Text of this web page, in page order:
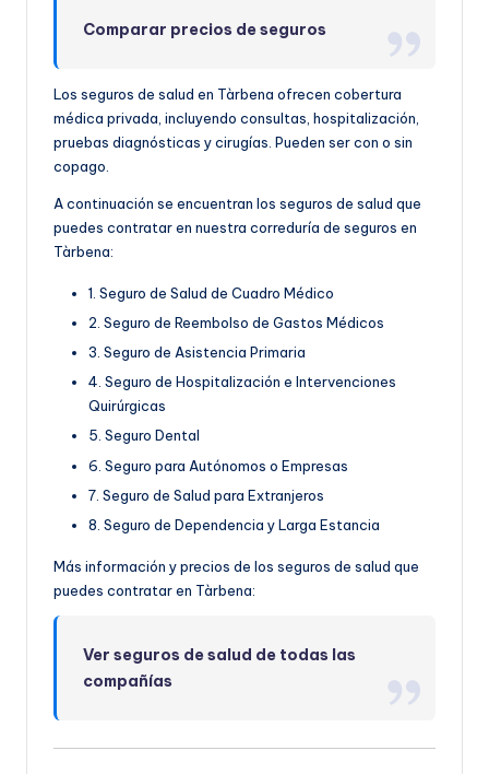
Comparar precios de seguros
Los seguros de salud en Tàrbena ofrecen cobertura
médica privada, incluyendo consultas, hospitalización,
pruebas diagnósticas y cirugías. Pueden ser con o sin
copago.
A continuación se encuentran los seguros de salud que
puedes contratar en nuestra correduría de seguros en
Tàrbena:
1. Seguro de Salud de Cuadro Médico
2. Seguro de Reembolso de Gastos Médicos
3. Seguro de Asistencia Primaria
4. Seguro de Hospitalización e Intervenciones
Quirúrgicas
5. Seguro Dental
6. Seguro para Autónomos o Empresas
7. Seguro de Salud para Extranjeros
8. Seguro de Dependencia y Larga Estancia
Más información y precios de los seguros de salud que
puedes contratar en Tàrbena:
Ver seguros de salud de todas las
compañías